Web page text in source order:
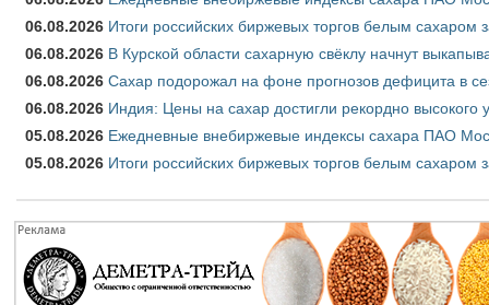
06.08.2026 Итоги российских биржевых торгов белым сахаром
06.08.2026 В Курской области сахарную свёклу начнут
06.08.2026 Сахар подорожал на фоне прогнозов дефицита в
06.08.2026 Индия: Цены на сахар достигли рекордно высокого
05.08.2026 Ежедневные внебиржевые индексы сахара ПАО
05.08.2026 Итоги российских биржевых торгов белым сахаром